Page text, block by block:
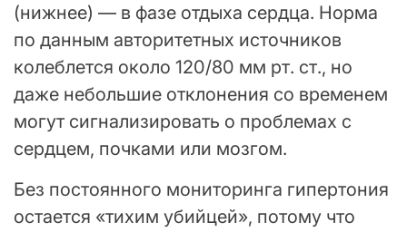
(нижнее) — в фазе отдыха сердца. Норма
по данным авторитетных источников
колеблется около 120/80 мм рт. ст., но
даже небольшие отклонения со временем
могут сигнализировать о проблемах с
сердцем, почками или мозгом.
Без постоянного мониторинга гипертония
остается «тихим убийцей», потому что